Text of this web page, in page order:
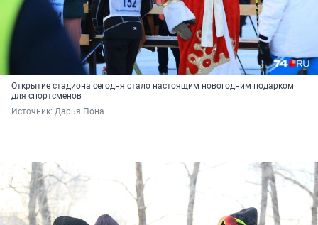
Открытие стадиона сегодня стало настоящим новогодним подарком
для спортсменов
Источник: Дарья Пона